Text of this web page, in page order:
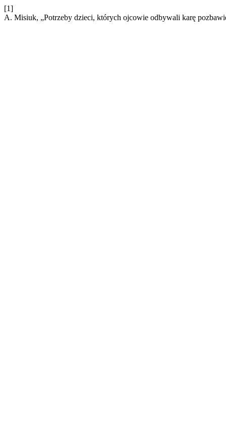
[1]
A. Misiuk, „Potrzeby dzieci, których ojcowie odbywali karę